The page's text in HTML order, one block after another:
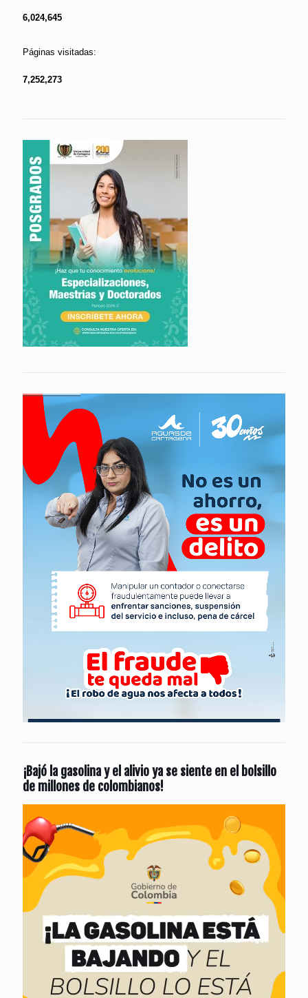
6,024,645
Páginas visitadas:
7,252,273
¡Bajó la gasolina y el alivio ya se siente en el bolsillo
de millones de colombianos!
de
vídeo